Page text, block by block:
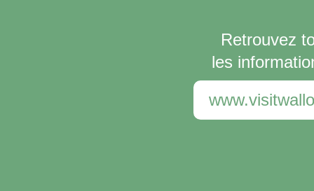
Retrouvez
les